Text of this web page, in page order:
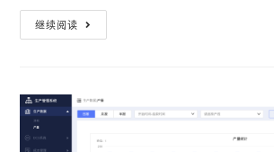
继续阅读